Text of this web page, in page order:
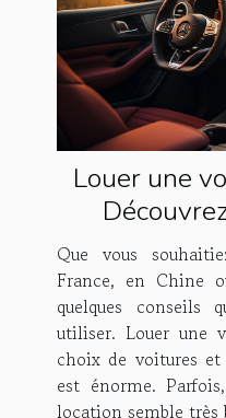
Louer une
Que vous
France, en Chine
quelques conseils
utiliser. Louer une
choix de voitures et
est énorme.
location semble très